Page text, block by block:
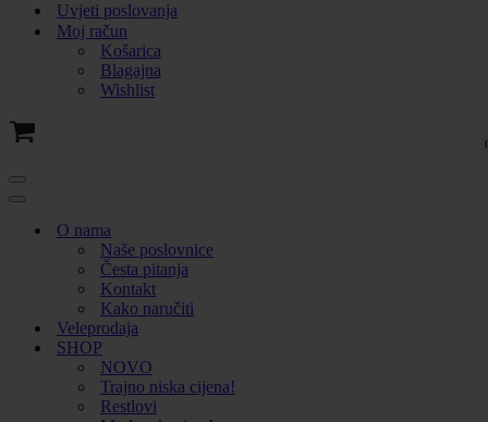
Uvjeti poslovanja
Moj račun
Košarica
Blagajna
Wishlist
Cart
Navigation
Menu
Navigation
O nama
Naše poslovnice
Česta pitanja
Kontakt
Kako naručiti
Veleprodaja
SHOP
NOVO
Trajno niska cijena!
Restlovi